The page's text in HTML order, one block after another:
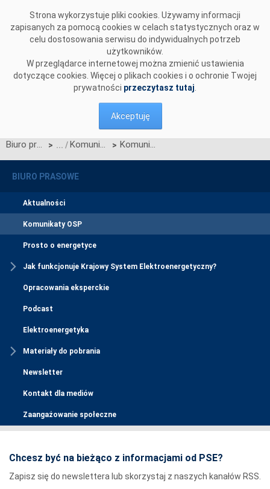
Strona wykorzystuje pliki cookies. Używamy informacji
zapisanych za pomocą cookies w celach statystycznych oraz w
celu dostosowania serwisu do indywidualnych potrzeb
użytkowników.
W przeglądarce internetowej można zmienić ustawienia
dotyczące cookies. Więcej o plikach cookies i o ochronie Twojej
prywatności przeczytasz tutaj
Akceptuję
Biuro prasowe > Komunikaty OSP > Komunikat OSP z dnia 23 marca 2022 r. dotyczący zatwierdzenia Karty aktualizacji nr CB/31/2021 IRiESP - Bilansowanie
BIURO PRASOWE
Aktualności
Komunikaty OSP
Prosto o energetyce
Jak funkcjonuje Krajowy System Elektroenergetyczny?
Opracowania eksperckie
Podcast
Elektroenergetyka
Materiały do pobrania
Newsletter
Kontakt dla mediów
Zaangażowanie społeczne
Chcesz być na bieżąco z informacjami od PSE?
Zapisz się do newslettera lub skorzystaj z naszych kanałów RSS.